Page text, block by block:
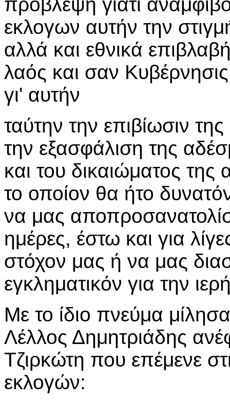
εκλογων αυτήν την
αλλά και εθνικά
λαός και σαν
γι' αυτήν
ταύτην την επιβίωσιν
την εξασφάλιση της
και του δικαιώματος της
το οποίον θα ήτο
να μας
ημέρες, έστω και για
στόχον μας ή να μας
εγκληματικόν για την
Με το ίδιο πνεύμα
Λέλλος Δημητριάδης
Τζιρκώτη που επέμενε
εκλογών: